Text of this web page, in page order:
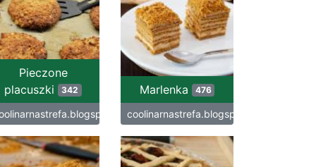
Pieczone
placuszki 342 Marlenka 476
coolinarnastrefa.blogspot.com